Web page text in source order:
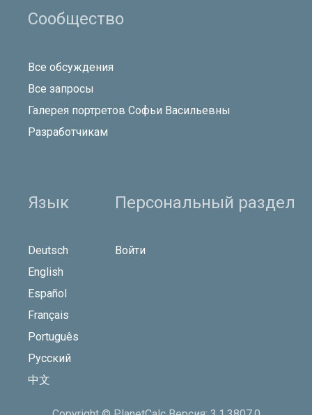
Сообщество
Все обсуждения
Все запросы
Галерея портретов Софьи Васильевны
Разработчикам
Язык
Deutsch
English
Español
Français
Português
Русский
中文
Персональный раздел
Войти